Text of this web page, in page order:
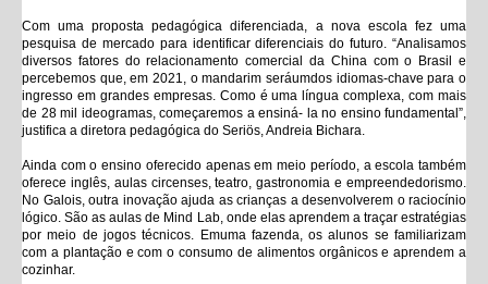
Com uma proposta pedagógica diferenciada, a nova escola fez uma
pesquisa de mercado para identificar diferenciais do futuro. “Analisamos
diversos fatores do relacionamento comercial da China com o Brasil e
percebemos que, em 2021, o mandarim seráumdos idiomas-chave para o
ingresso em grandes empresas. Como é uma língua complexa, com mais
de 28 mil ideogramas, começaremos a ensiná- la no ensino fundamental”,
justifica a diretora pedagógica do Seriös, Andreia Bichara.
Ainda com o ensino oferecido apenas em meio período, a escola também
oferece inglês, aulas circenses, teatro, gastronomia e empreendedorismo.
No Galois, outra inovação ajuda as crianças a desenvolverem o raciocínio
lógico. São as aulas de Mind Lab, onde elas aprendem a traçar estratégias
por meio de jogos técnicos. Emuma fazenda, os alunos se familiarizam
com a plantação e com o consumo de alimentos orgânicos e aprendem a
cozinhar.